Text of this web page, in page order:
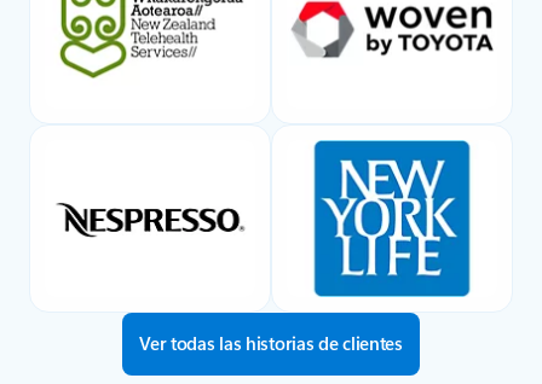
Ver todas las historias de clientes